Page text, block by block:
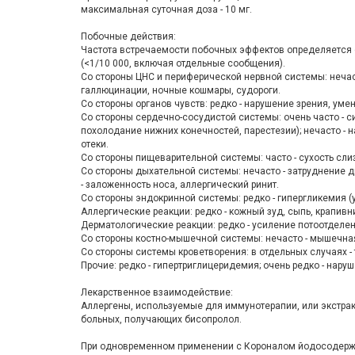
максимальная суточная доза - 10 мг.
Побочные действия:
Частота встречаемости побочных эффектов
(<1/10 000, включая отдельные сообщения).
Со стороны ЦНС и периферической нервной системы:
галлюцинации, ночные кошмары, судороги.
Со стороны органов чувств: редко - нарушение зрения,
Со стороны сердечно-сосудистой системы: очень часто -
похолодание нижних конечностей, парестезии); нечасто -
отеки.
Со стороны пищеварительной системы: часто - сухость
Со стороны дыхательной системы: нечасто - затруднение
- заложенность носа, аллергический ринит.
Со стороны эндокринной системы: редко -
Аллергические реакции: редко - кожный зуд, сыпь,
Дерматологические реакции: редко - усиление
Со стороны костно-мышечной системы: нечасто -
Со стороны системы кроветворения: в отдельных случаях -
Прочие: редко - гипертриглицеридемия; очень редко -
Лекарственное взаимодействие:
Аллергены, используемые для иммунотерапии, или
больных, получающих бисопролол.
При одновременном применении с Короналом